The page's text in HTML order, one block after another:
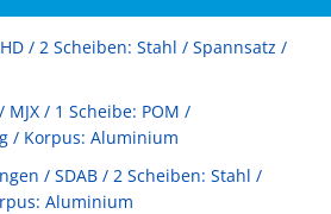
/ 2 Scheiben: Stahl / Spannsatz /
/ 1 Scheibe: POM /
/ Korpus: Aluminium
/ SDAB / 2 Scheiben: Stahl /
Aluminium